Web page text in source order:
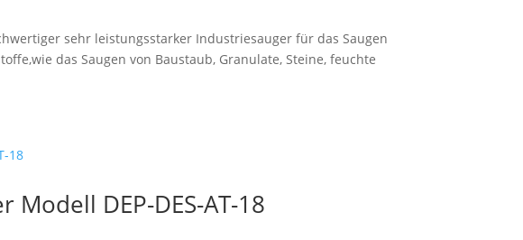
sehr leistungsstarker Industriesauger für das Saugen
das Saugen von Baustaub, Granulate, Steine, feuchte
DEP-DES-AT-18